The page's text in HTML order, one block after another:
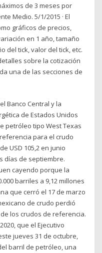
de 3 meses por
Medio. 5/1/2015 · El
gráficos de precios,
en 1 año, tamaño
del tick, valor del tick, etc.
sobre la cotización
una de las secciones de
Banco Central y la
de Estados Unidos
petróleo tipo West Texas
para el crudo
USD 105,2 en junio
días de septiembre.
cayendo porque la
barriles a 9,12 millones
que cerró el 17 de marzo
de crudo perdió
los crudos de referencia.
que el Ejecutivo
jueves 31 de octubre,
barril de petróleo, una